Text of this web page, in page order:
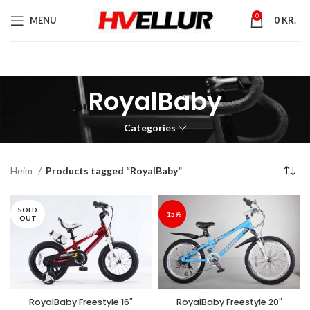
MENU 0 0 KR.
RoyalBaby
Categories
Heim Products tagged “RoyalBaby”
SOLD
OUT
RoyalBaby Freestyle 16″
-15%
RoyalBaby Freestyle 20″